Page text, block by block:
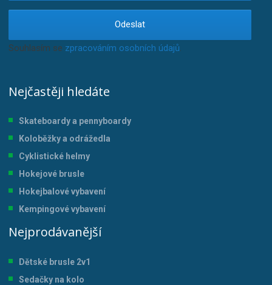
Odeslat
Souhlasím se zpracováním osobních údajů.
Nejčastěji hledáte
Skateboardy a pennyboardy
Koloběžky a odrážedla
Cyklistické helmy
Hokejové brusle
Hokejbalové vybavení
Kempingové vybavení
Nejprodávanější
Dětské brusle 2v1
Sedačky na kolo